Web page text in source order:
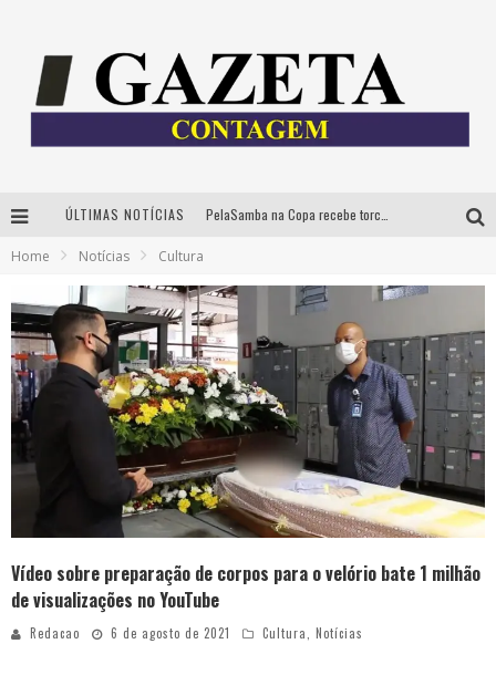
ÚLTIMAS NOTÍCIAS
Home Notícias Cultura
Vídeo sobre preparação de corpos para o velório bate 1 milhão
de visualizações no YouTube
Redacao 6 de agosto de 2021 Cultura, Notícias